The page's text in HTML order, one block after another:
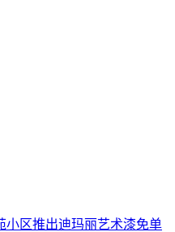
小区推出迪玛丽艺术漆免单